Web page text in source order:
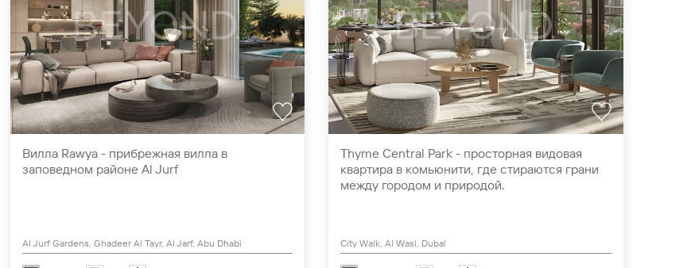
Вилла Rawya - прибрежная вилла в
заповедном районе Al Jurf
Al Jurf Gardens, Ghadeer Al Tayr, Al Jarf, Abu Dhabi
Thyme Central Park - просторная видовая
квартира в комьюнити, где стираются грани
между городом и природой.
City Walk, Al Wasl, Dubai